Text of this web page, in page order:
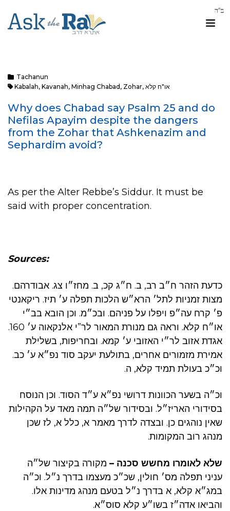
Tachanun
Kabalah, Kavanah, Minhag Chabad , Zohar, או"ח קלא
Why does Chabad say Psalm 25 and do
Nefilas Apayim despite the dangers
from the Zohar that Ashkenazim and
Sephardim avoid?
As per the Alter Rebbe’s Siddur. It must be
said with proper concentration.
Sources:
כדעת הזהר ח״ב רב, ב. ח״ג קכ, ב. מחז״ו צג. אבודרהם.
מצות זמניות לתל׳ הרא״ש הלכות תפלה ע׳ תיז. ריקאנטי
פ׳ קרח עה״פ ויפלו על פניהם. ובכ״מ. וכן הובא בב״י
או״ח קלא. וראה גם מנורת המאור לר”י אלנקאוה ע׳ 160.
אגדת אזוב לר״י האזובי ע׳ קמא. ובחריפות, בשלילת
אמירת מזמורים אחרים, בתולעת יעקב סוד נפ״א ע׳ כב.
וכ״כ בעולת תמיד קלא, ה.
וכ״ה בשער הכוונות דרושי נפ״א ע״ד הסוד. וכן הנוסח
בסידורי האריז״ל. ובסידור של״ה תמה מאד על הקהילות
שאין נוהגים כן. ובצדה לדרך מאמר א, כלל א, לז שכן
מנהג רוב המקומות.
שלא לאומרו מחשש סכנה – מקורה בקיצור של״ה
עניני תפלה מס׳ חולין, שכ״כ מעצמו בדרך נ״ל. וכ״ה
במג״א קלא, א בדרך נ״ל בטעם מנהג מדינות אלו.
והביאו אדה״ז בשו״ע קלא סוס״א.